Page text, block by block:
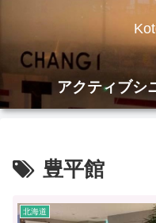
アクティブシ
豊平館
北海道